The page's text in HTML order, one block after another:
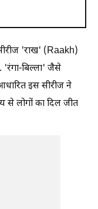
'राख' (Raakh)
'रंगा-बिल्ला' जैसे
इस सीरीज ने
से लोगों का दिल जीत